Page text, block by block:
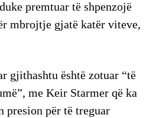
premtuar të shpenzojë
mbrojtje gjatë katër viteve,
gjithashtu është zotuar “të
me Keir Starmer që ka
presion për të treguar